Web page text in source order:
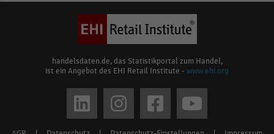
handelsdaten.de, das Statistikportal zum Handel,
ist ein Angebot des EHI Retail Institute - www.ehi.org